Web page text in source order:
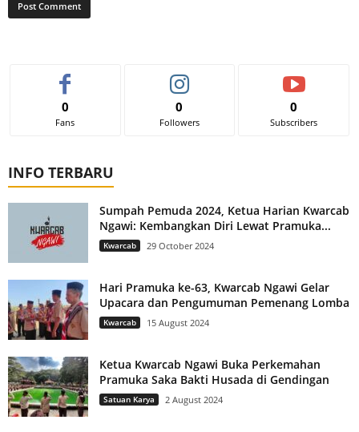
0
Fans
0
Followers
0
Subscribers
INFO TERBARU
Sumpah Pemuda 2024, Ketua Harian Kwarcab
Ngawi: Kembangkan Diri Lewat Pramuka...
Kwarcab 29 October 2024
Hari Pramuka ke-63, Kwarcab Ngawi Gelar
Upacara dan Pengumuman Pemenang Lomba
Kwarcab 15 August 2024
Ketua Kwarcab Ngawi Buka Perkemahan
Pramuka Saka Bakti Husada di Gendingan
Satuan Karya 2 August 2024